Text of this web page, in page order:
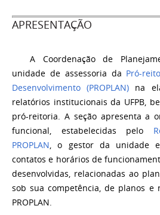
APRESENTAÇÃO
A Coordenação de
unidade de assessoria da Pró-
Desenvolvimento (PROPLAN) na
relatórios institucionais da UFPB,
pró-reitoria. A seção apresenta a
funcional, estabelecidas pelo
PROPLAN, o gestor da unidade
contatos e horários de
desenvolvidas, relacionadas ao
sob sua competência, de planos e
PROPLAN.